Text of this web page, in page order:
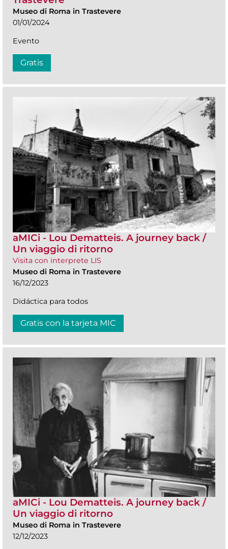
Museo di Roma in Trastevere
01/01/2024
Evento
Gratis
aMICi - Lou Dematteis. A journey back /
Un viaggio di ritorno
Visita con interprete LIS
Museo di Roma in Trastevere
16/12/2023
Didáctica para todos
Gratis con la tarjeta MIC
aMICi - Lou Dematteis. A journey back /
Un viaggio di ritorno
Museo di Roma in Trastevere
12/12/2023